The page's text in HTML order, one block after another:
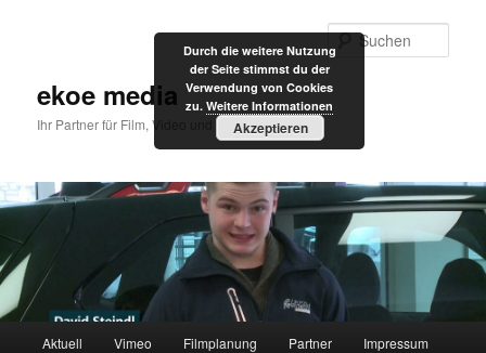
ekoe media
Ihr Partner für Film, Video und Internet
Aktuell Vimeo Filmplanung Partner Impressum
Durch die weitere Nutzung
der Seite stimmst du der
Verwendung von Cookies
zu. Weitere Informationen
Akzeptieren